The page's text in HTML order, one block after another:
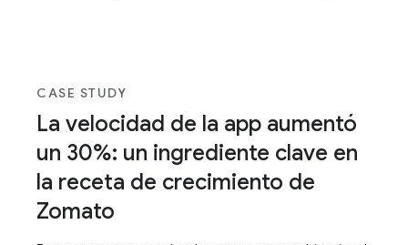
CASE STUDY
La velocidad de la app aumentó
un 30%: un ingrediente clave en
la receta de crecimiento de
Zomato